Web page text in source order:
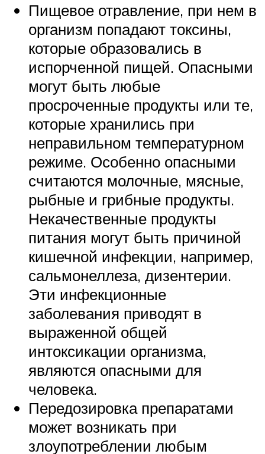
Пищевое отравление, при нем в
организм попадают токсины,
которые образовались в
испорченной пищей. Опасными
могут быть любые
просроченные продукты или те,
которые хранились при
неправильном температурном
режиме. Особенно опасными
считаются молочные, мясные,
рыбные и грибные продукты.
Некачественные продукты
питания могут быть причиной
кишечной инфекции, например,
сальмонеллеза, дизентерии.
Эти инфекционные
заболевания приводят в
выраженной общей
интоксикации организма,
являются опасными для
человека.
Передозировка препаратами
может возникать при
злоупотреблении любым